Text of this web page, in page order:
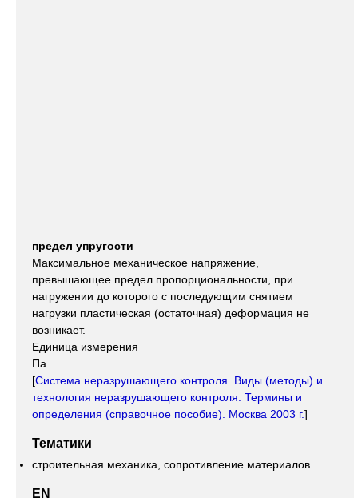
предел упругости
Максимальное механическое напряжение,
превышающее предел пропорциональности, при
нагружении до которого с последующим снятием
нагрузки пластическая (остаточная) деформация не
возникает.
Единица измерения
Па
[Система неразрушающего контроля. Виды (методы) и
технология неразрушающего контроля. Термины и
определения (справочное пособие). Москва 2003 г.]
Тематики
строительная механика, сопротивление материалов
EN